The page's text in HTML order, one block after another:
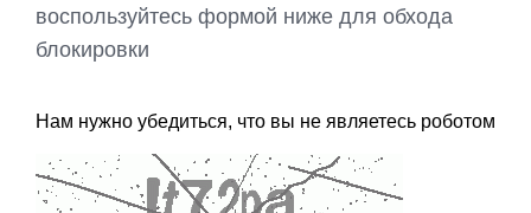
воспользуйтесь формой ниже для обхода
блокировки
Нам нужно убедиться, что вы не являетесь роботом